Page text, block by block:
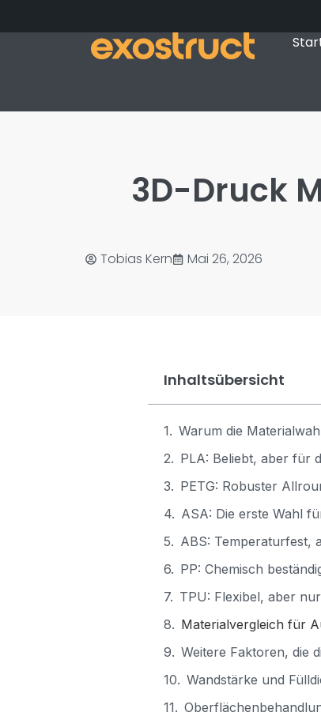
3D-Druck
Tobias Kern Mai 26, 2026
Inhaltsübersicht
Warum die
PLA: Beliebt, aber für
PETG: Robuster
ASA: Die erste Wahl
ABS: Temperaturfest,
PP: Chemisch
TPU: Flexibel, aber
Materialvergleich für
Weitere Faktoren, die
Wandstärke und